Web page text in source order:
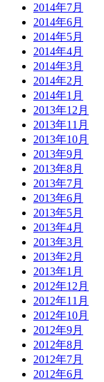
2014年7月
2014年6月
2014年5月
2014年4月
2014年3月
2014年2月
2014年1月
2013年12月
2013年11月
2013年10月
2013年9月
2013年8月
2013年7月
2013年6月
2013年5月
2013年4月
2013年3月
2013年2月
2013年1月
2012年12月
2012年11月
2012年10月
2012年9月
2012年8月
2012年7月
2012年6月